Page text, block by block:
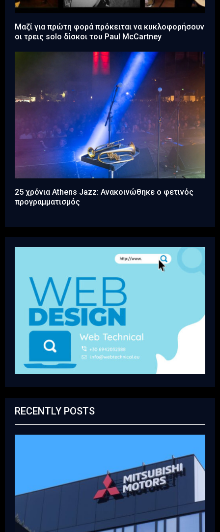
Μαζί για πρώτη φορά πρόκειται να κυκλοφορήσουν
οι τρεις solo δίσκοι του Paul McCartney
25 χρόνια Athens Jazz: Ανακοινώθηκε ο φετινός
προγραμματισμός
RECENTLY POSTS